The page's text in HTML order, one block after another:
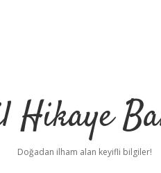
Hikaye
Doğadan ilham alan keyifli bilgiler!